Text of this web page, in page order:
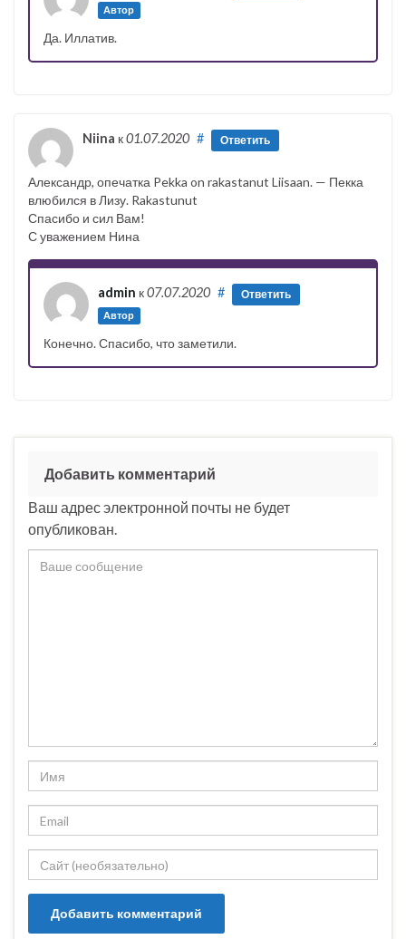
Автор
Да. Иллатив.
Niina к01.07.2020 # Ответить
Александр, опечатка Pekka on rakastanut Liisaan. — Пекка
влюбился в Лизу. Rakastunut
Спасибо и сил Вам!
С уважением Нина
admin к07.07.2020
Автор
# Ответить
Конечно. Спасибо, что заметили.
Добавить комментарий
Ваш адрес электронной почты не будет
опубликован.